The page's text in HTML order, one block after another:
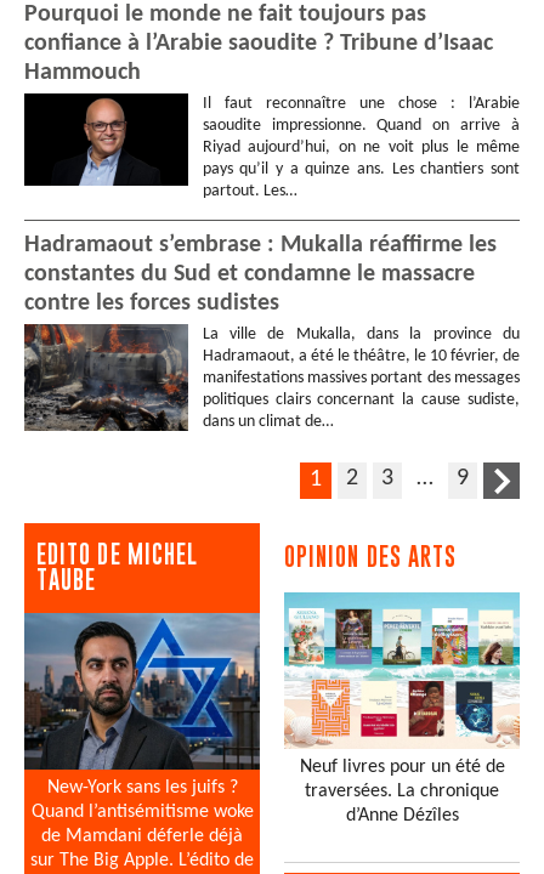
Pourquoi le monde ne fait toujours pas
confiance à l’Arabie saoudite ? Tribune d’Isaac
Hammouch
Il faut reconnaître une chose : l’Arabie
saoudite impressionne. Quand on arrive à
Riyad aujourd’hui, on ne voit plus le même
pays qu’il y a quinze ans. Les chantiers sont
partout. Les…
Hadramaout s’embrase : Mukalla réaffirme les
constantes du Sud et condamne le massacre
contre les forces sudistes
La ville de Mukalla, dans la province du
Hadramaout, a été le théâtre, le 10 février, de
manifestations massives portant des messages
politiques clairs concernant la cause sudiste,
dans un climat de…
1 2 3 … 9
EDITO DE MICHEL
TAUBE
New-York sans les juifs ?
Quand l’antisémitisme woke
de Mamdani déferle déjà
sur The Big Apple. L’édito de
OPINION DES ARTS
Neuf livres pour un été de
traversées. La chronique
d’Anne Dézîles